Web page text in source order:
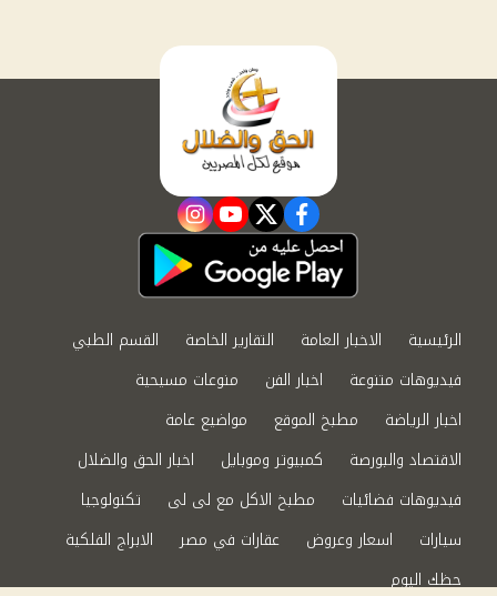
facebook
twitter
youtube
instagram
الرئيسية الاخبار العامة التقارير الخاصة
القسم الطبي
فيديوهات متنوعة
اخبار الفن
منوعات مسيحية
اخبار الرياضة
مطبخ الموقع
مواضيع عامة
الاقتصاد والبورصة
كمبيوتر وموبايل
اخبار الحق والضلال
فيديوهات فضائيات
مطبخ الاكل مع لى لى
تكنولوجيا
سيارات
اسعار وعروض عقارات في مصر
الابراج الفلكية
حظك اليوم